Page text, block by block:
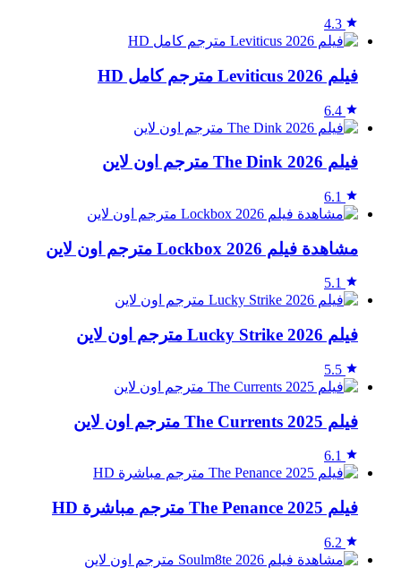
4.3
فيلم Leviticus 2026 مترجم كامل HD
6.4
فيلم The Dink 2026 مترجم اون لاين
6.1
مشاهدة فيلم Lockbox 2026 مترجم اون لاين
5.1
فيلم Lucky Strike 2026 مترجم اون لاين
5.5
فيلم The Currents 2025 مترجم اون لاين
6.1
فيلم The Penance 2025 مترجم مباشرة HD
6.2